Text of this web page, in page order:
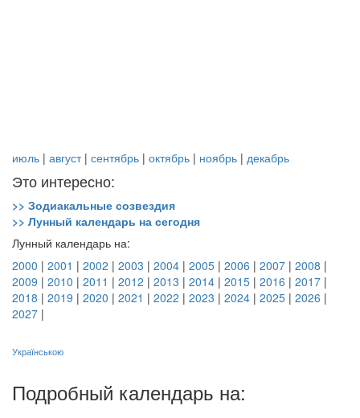
июль | август| сентябрь | октябрь | ноябрь | декабрь
Это интересно:
>> Зодиакальные созвездия
>> Лунный календарь на сегодня
Лунный календарь на:
2000 | 2001 | 2002 | 2003 | 2004 | 2005 | 2006 | 2007 | 2008 |
2009 | 2010 | 2011 | 2012 | 2013 | 2014 | 2015 | 2016 | 2017 |
2018 | 2019 | 2020 | 2021 | 2022 | 2023 | 2024 | 2025 | 2026 |
2027 |
Українською
Подробный календарь на: